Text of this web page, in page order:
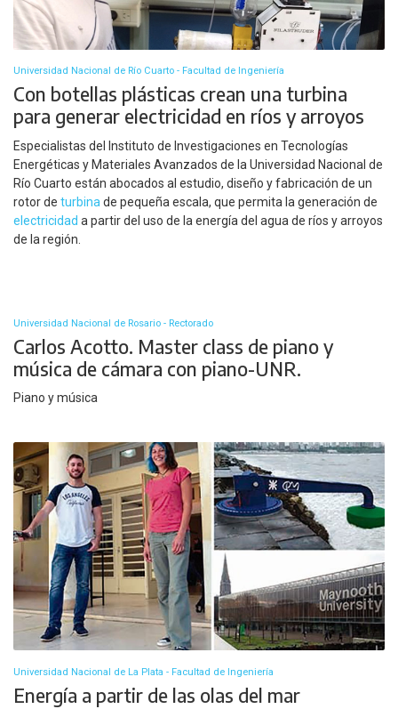
Universidad Nacional de Río Cuarto - Facultad de Ingeniería
Con botellas plásticas crean una turbina
para generar electricidad en ríos y arroyos
Especialistas del Instituto de Investigaciones en Tecnologías
Energéticas y Materiales Avanzados de la Universidad Nacional de
Río Cuarto están abocados al estudio, diseño y fabricación de un
rotor de turbina de pequeña escala, que permita la generación de
electricidad a partir del uso de la energía del agua de ríos y arroyos
de la región.
Universidad Nacional de Rosario - Rectorado
Carlos Acotto. Master class de piano y
música de cámara con piano-UNR.
Piano y música
Universidad Nacional de La Plata - Facultad de Ingeniería
Energía a partir de las olas del mar